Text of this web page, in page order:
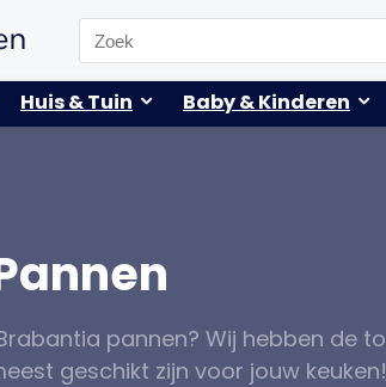
Search
for:
Huis & Tuin Baby & Kinderen
pannen? Wij hebben de
geschikt zijn voor jouw